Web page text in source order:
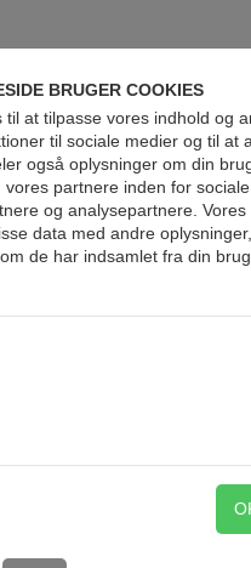
BRUGER COOKIES
til at tilpasse vores indhold og
til sociale medier og til at
også oplysninger om din
partnere inden for sociale
og analysepartnere.
data med andre
de har indsamlet fra din
CREATIVE